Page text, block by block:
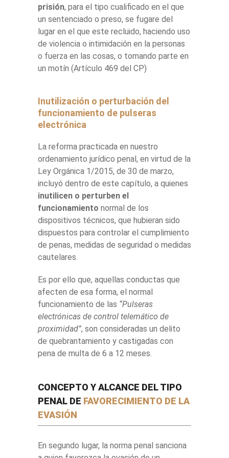
prisión, para el tipo cualificado en el que
un sentenciado o preso, se fugare del
lugar en el que este recluido, haciendo uso
de violencia o intimidación en la personas
o fuerza en las cosas, o tomando parte en
un motín (Artículo 469 del CP)
Inutilización o perturbación del
funcionamiento de pulseras
electrónica
La reforma practicada en nuestro
ordenamiento jurídico penal, en virtud de la
Ley Orgánica 1/2015, de 30 de marzo,
incluyó dentro de este capítulo, a quienes
inutilicen o perturben el
funcionamiento normal de los
dispositivos técnicos, que hubieran sido
dispuestos para controlar el cumplimiento
de penas, medidas de seguridad o medidas
cautelares.
Es por ello que, aquellas conductas que
afecten de esa forma, el normal
funcionamiento de las “Pulseras
electrónicas de control telemático de
proximidad”, son consideradas un delito
de quebrantamiento y castigadas con
pena de multa de 6 a 12 meses.
CONCEPTO Y ALCANCE DEL TIPO
PENAL DE FAVORECIMIENTO DE LA
EVASIÓN
En segundo lugar, la norma penal sanciona